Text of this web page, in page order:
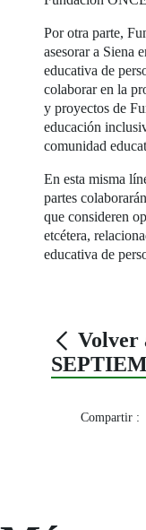
Por otra parte,
asesorar a Siena
educativa de
colaborar en la
y proyectos de
educación
comunidad
En esta misma
partes
que consideren
etcétera,
educativa de
Volver
Compartir :